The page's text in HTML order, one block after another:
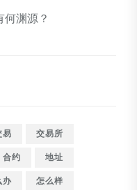
渊源？
交易
交易所
合约
地址
办
怎么样